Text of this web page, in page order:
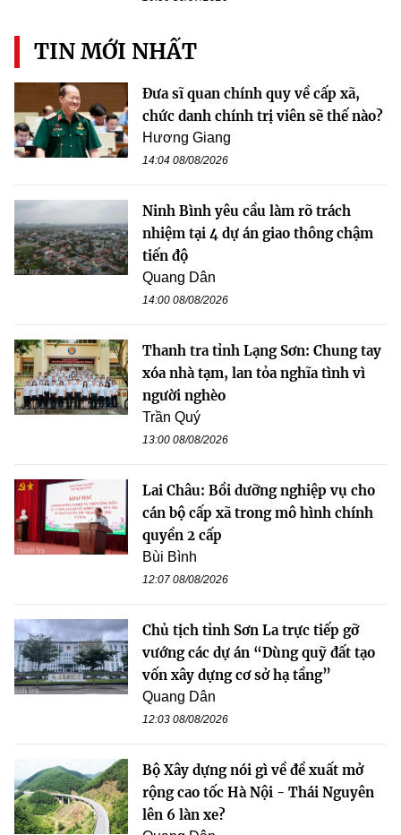
TIN MỚI NHẤT
Đưa sĩ quan chính quy về cấp xã,
chức danh chính trị viên sẽ thế nào?
Hương Giang
14:04 08/08/2026
Ninh Bình yêu cầu làm rõ trách
nhiệm tại 4 dự án giao thông chậm
tiến độ
Quang Dân
14:00 08/08/2026
Thanh tra tỉnh Lạng Sơn: Chung tay
xóa nhà tạm, lan tỏa nghĩa tình vì
người nghèo
Trần Quý
13:00 08/08/2026
Lai Châu: Bồi dưỡng nghiệp vụ cho
cán bộ cấp xã trong mô hình chính
quyền 2 cấp
Bùi Bình
12:07 08/08/2026
Chủ tịch tỉnh Sơn La trực tiếp gỡ
vướng các dự án “Dùng quỹ đất tạo
vốn xây dựng cơ sở hạ tầng”
Quang Dân
12:03 08/08/2026
Bộ Xây dựng nói gì về đề xuất mở
rộng cao tốc Hà Nội - Thái Nguyên
lên 6 làn xe?